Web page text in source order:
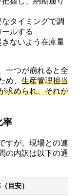
なタイミングで調
ルする
きないよう在庫量
一つが崩れると全
め、 生産管理担当
求められ、それが
率
すが、現場との連
の内訳は以下の通
目安）